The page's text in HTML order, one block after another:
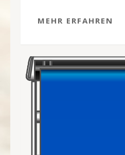
MEHR ERFAHREN